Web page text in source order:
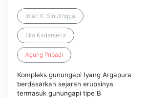
Iman K. Sinulingga
Eka Kadarsetia
Agung Pribadi
Kompleks gunungapi Iyang Argapura
berdasarkan sejarah erupsinya
termasuk gunungapi tipe B